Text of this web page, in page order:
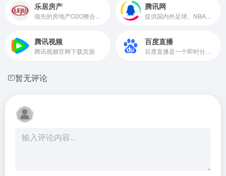
乐居房产 腾讯网
腾讯视频
腾讯视频官网下载页面
百度直播
暂无评论